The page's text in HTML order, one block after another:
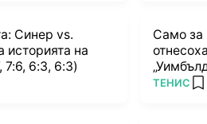
Синер vs.
историята на
6:3, 6:3)
Само за
ПОВЕЧЕ ОТ
ТЕНИС